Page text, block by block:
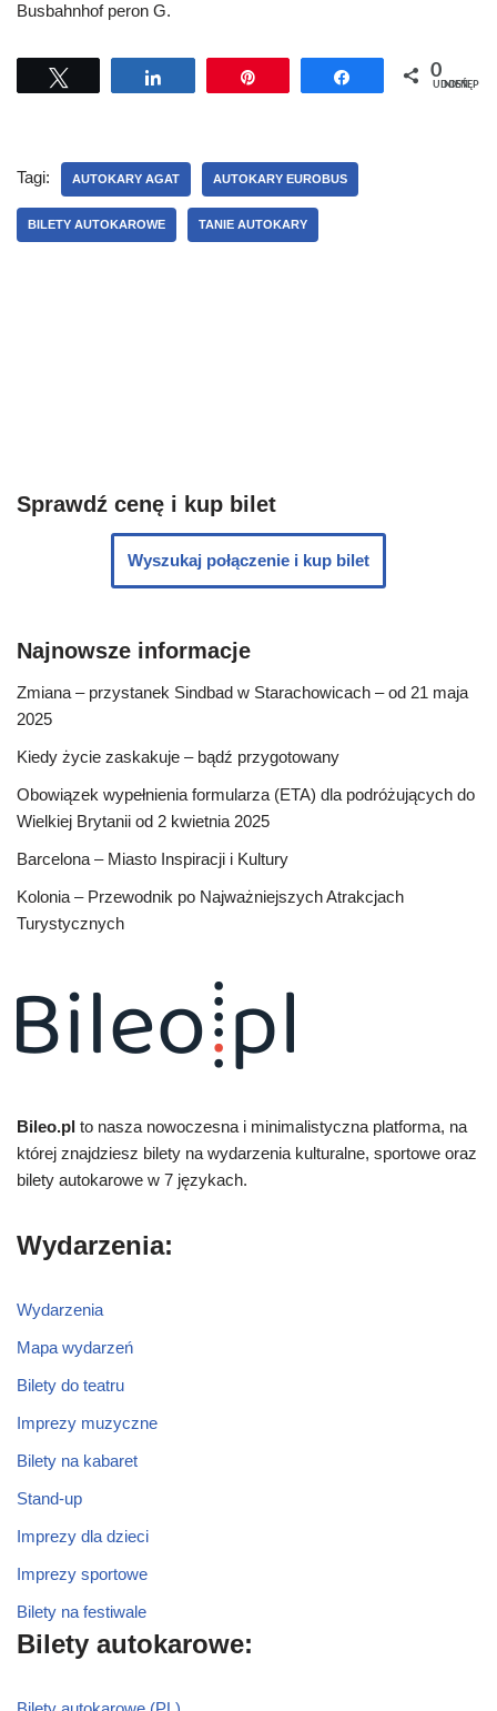
Busbahnhof peron G.
Udostępnij Udostępnij
0
UDOSTĘPNIEŃ
Tagi: AUTOKARY AGAT AUTOKARY EUROBUS
BILETY AUTOKAROWE TANIE AUTOKARY
Sprawdź cenę i kup bilet
Wyszukaj połączenie i kup bilet
Najnowsze informacje
Zmiana – przystanek Sindbad w Starachowicach – od 21 maja
2025
Kiedy życie zaskakuje – bądź przygotowany
Obowiązek wypełnienia formularza (ETA) dla podróżujących do
Wielkiej Brytanii od 2 kwietnia 2025
Barcelona – Miasto Inspiracji i Kultury
Kolonia – Przewodnik po Najważniejszych Atrakcjach
Turystycznych
Bileo.pl to nasza nowoczesna i minimalistyczna platforma, na
której znajdziesz bilety na wydarzenia kulturalne, sportowe oraz
bilety autokarowe w 7 językach.
Wydarzenia:
Wydarzenia
Mapa wydarzeń
Bilety do teatru
Imprezy muzyczne
Bilety na kabaret
Stand-up
Imprezy dla dzieci
Imprezy sportowe
Bilety na festiwale
Bilety autokarowe: